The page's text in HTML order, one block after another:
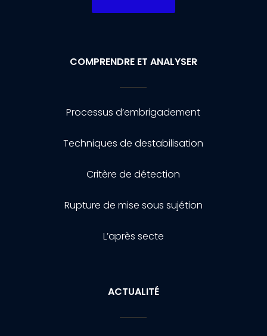
COMPRENDRE ET ANALYSER
Processus d’embrigadement
Techniques de destabilisation
Critère de détection
Rupture de mise sous sujétion
L’après secte
ACTUALITÉ